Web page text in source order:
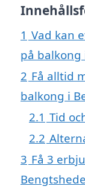
1 Vad kan
på
2 Få alltid
balkong i
2.1 Tid
2.2
3 Få 3